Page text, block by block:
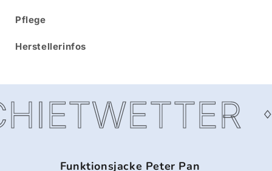
Pflege
Herstellerinfos
Funktionsjacke Peter Pan